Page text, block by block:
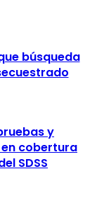
búsqueda
y
cobertura
SDSS